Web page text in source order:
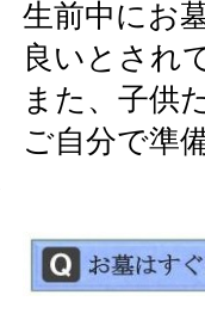
生前中にお
良いとされ
また、子供
ご自分で準